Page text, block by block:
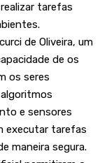
tarefas
de Oliveira, um
de os
os seres
e sensores
executar tarefas
maneira segura.